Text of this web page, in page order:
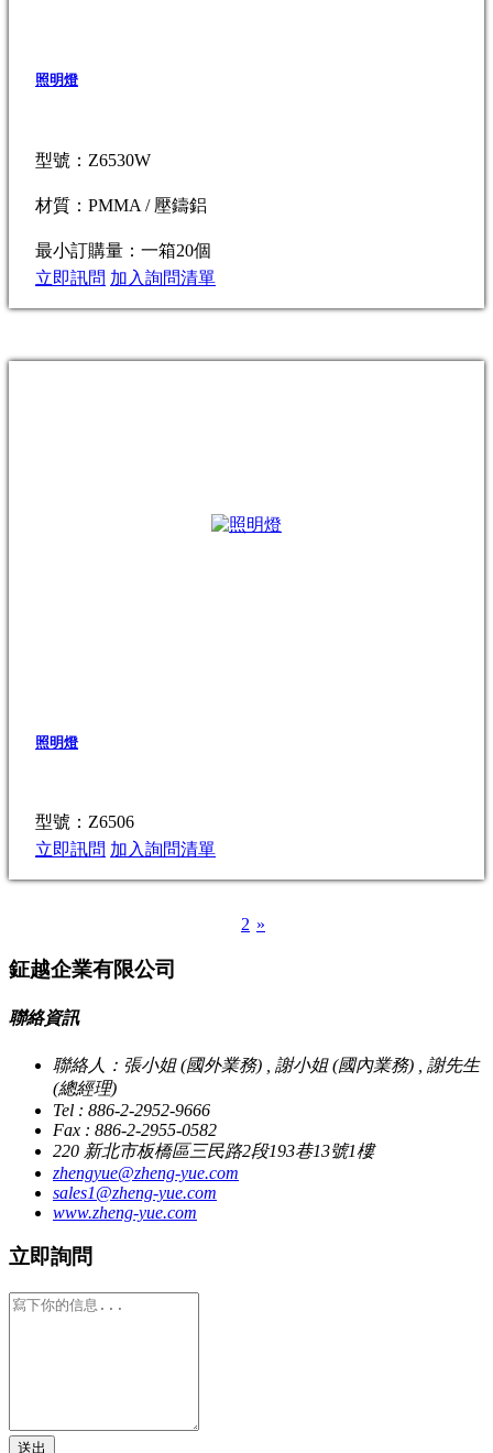
照明燈
型號：Z6530W
材質：PMMA / 壓鑄鋁
最小訂購量：一箱20個
立即訊問 加入詢問清單
照明燈
型號：Z6506
立即訊問 加入詢問清單
2 »
鉦越企業有限公司
聯絡資訊
聯絡人：張小姐 (國外業務) , 謝小姐 (國內業務) , 謝先生
(總經理)
Tel : 886-2-2952-9666
Fax : 886-2-2955-0582
220 新北市板橋區三民路2段193巷13號1樓
zhengyue@zheng-yue.com
sales1@zheng-yue.com
www.zheng-yue.com
立即詢問
送出